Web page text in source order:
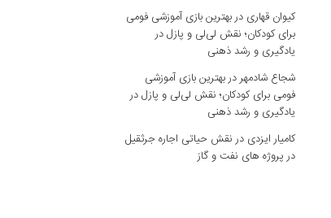
کیوان قهاری دربهترین بازی آموزشی فومی
برای کودکان؛ نقش لی‌لی و پازل در
یادگیری و رشد ذهنی
شجاع شادمهردربهترین بازی آموزشی
فومی برای کودکان؛ نقش لی‌لی و پازل در
یادگیری و رشد ذهنی
کامیار ایزدی درنقش حیاتی اجاره جرثقیل
در پروژه های نفت و گاز